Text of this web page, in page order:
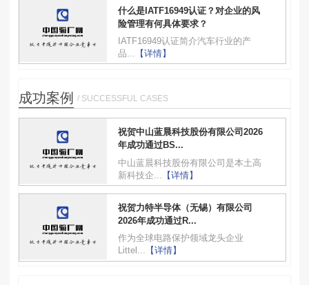
什么是IATF16949认证？对企业的风
险管理有何具体要求？
IATF16949认证简介汽车行业的产
品...
【详情】
成功案例 / SUCCESSFUL CASES
祝贺中山蓝晨科技股份有限公司2026
年成功通过BS...
中山蓝晨科技股份有限公司是本土高
新科技企...
【详情】
祝贺力特半导体（无锡）有限公司
2026年成功通过R...
作为全球电路保护领域龙头企业
Littel... 【详情】